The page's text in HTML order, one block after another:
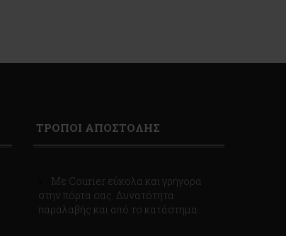
ΤΡΟΠΟΙ ΑΠΟΣΤΟΛΗΣ
Με Courier εύκολα και γρήγορα
στην πόρτα σας. Δυνατότητα
παραλαβής και από το κατάστημα.